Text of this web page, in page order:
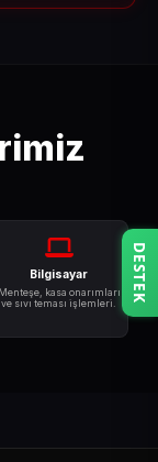
Bilgisayar
Menteşe, kasa onarımları
ve sıvı teması işlemleri.
DESTEK